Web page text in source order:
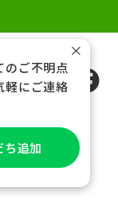
US
のご不明点
軽にご連絡
ち追加
×